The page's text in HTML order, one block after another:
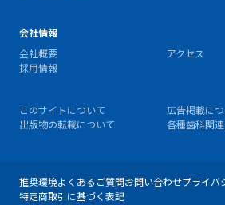
会社情報
会社概要
アクセス
採用情報
このサイトについて
広告掲載に
出版物の転載について
各種歯科関
推奨環境よくあるご質問お問い合わせプライバ
特定商取引に基づく表記